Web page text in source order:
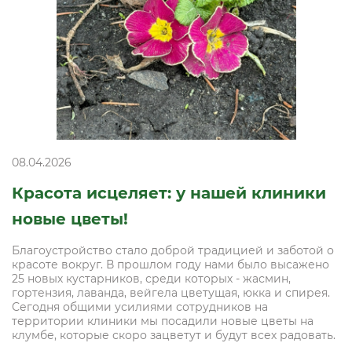
08.04.2026
Красота исцеляет: у нашей клиники
новые цветы!
Благоустройство стало доброй традицией и заботой о
красоте вокруг. В прошлом году нами было высажено
25 новых кустарников, среди которых - жасмин,
гортензия, лаванда, вейгела цветущая, юкка и спирея.
Сегодня общими усилиями сотрудников на
территории клиники мы посадили новые цветы на
клумбе, которые скоро зацветут и будут всех радовать.